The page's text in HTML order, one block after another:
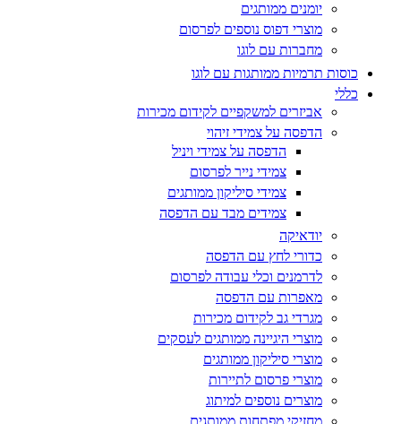
יומנים ממותגים
מוצרי דפוס נוספים לפרסום
מחברות עם לוגו
כוסות תרמיות ממותגות עם לוגו
כללי
אביזרים למשקפיים לקידום מכירות
הדפסה על צמידי זיהוי
הדפסה על צמידי ויניל
צמידי נייר לפרסום
צמידי סיליקון ממותגים
צמידים מבד עם הדפסה
יודאיקה
כדורי לחץ עם הדפסה
לדרמנים וכלי עבודה לפרסום
מאפרות עם הדפסה
מגרדי גב לקידום מכירות
מוצרי היגיינה ממותגים לעסקים
מוצרי סיליקון ממותגים
מוצרי פרסום לתיירות
מוצרים נוספים למיתוג